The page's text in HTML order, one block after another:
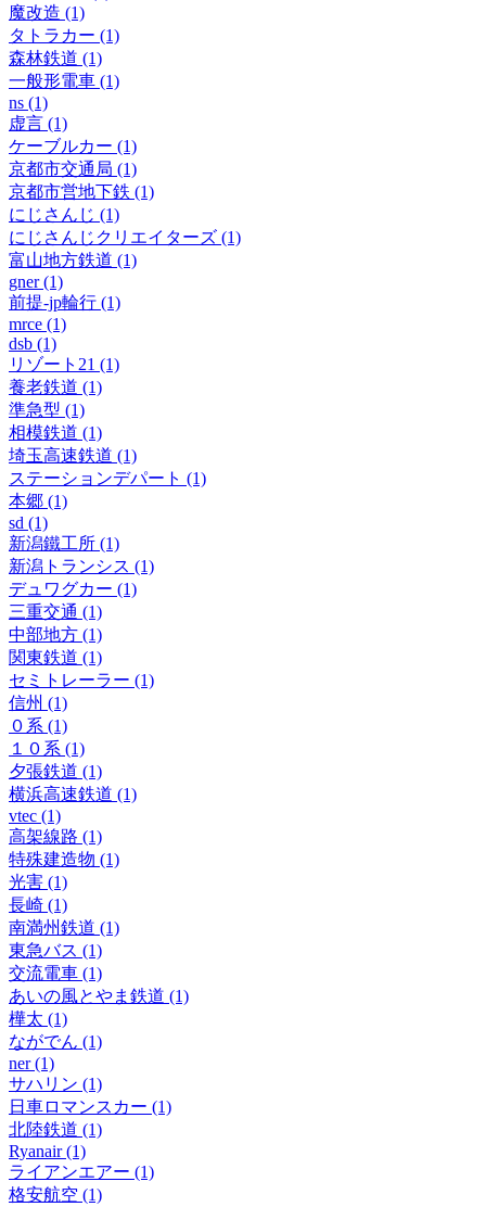
魔改造 (1)
タトラカー (1)
森林鉄道 (1)
一般形電車 (1)
ns (1)
虚言 (1)
ケーブルカー (1)
京都市交通局 (1)
京都市営地下鉄 (1)
にじさんじ (1)
にじさんじクリエイターズ (1)
富山地方鉄道 (1)
gner (1)
前提-jp輪行 (1)
mrce (1)
dsb (1)
リゾート21 (1)
養老鉄道 (1)
準急型 (1)
相模鉄道 (1)
埼玉高速鉄道 (1)
ステーションデパート (1)
本郷 (1)
sd (1)
新潟鐵工所 (1)
新潟トランシス (1)
デュワグカー (1)
三重交通 (1)
中部地方 (1)
関東鉄道 (1)
セミトレーラー (1)
信州 (1)
０系 (1)
１０系 (1)
夕張鉄道 (1)
横浜高速鉄道 (1)
vtec (1)
高架線路 (1)
特殊建造物 (1)
光害 (1)
長崎 (1)
南満州鉄道 (1)
東急バス (1)
交流電車 (1)
あいの風とやま鉄道 (1)
樺太 (1)
ながでん (1)
ner (1)
サハリン (1)
日車ロマンスカー (1)
北陸鉄道 (1)
Ryanair (1)
ライアンエアー (1)
格安航空 (1)